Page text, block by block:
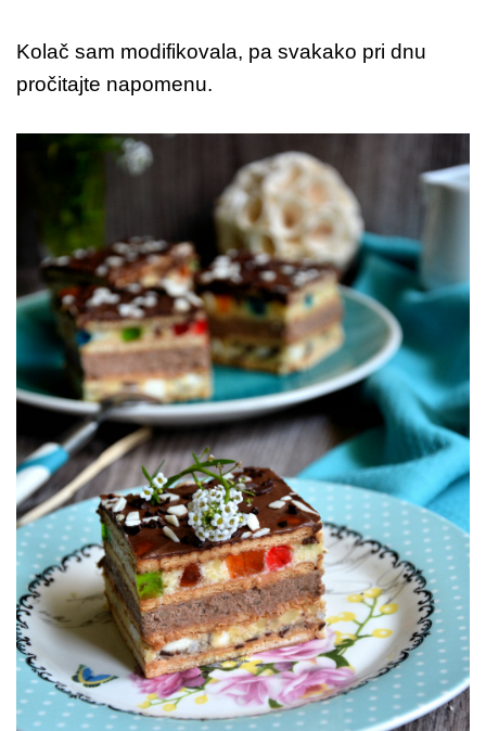
Kolač sam modifikovala, pa svakako pri dnu
pročitajte napomenu.